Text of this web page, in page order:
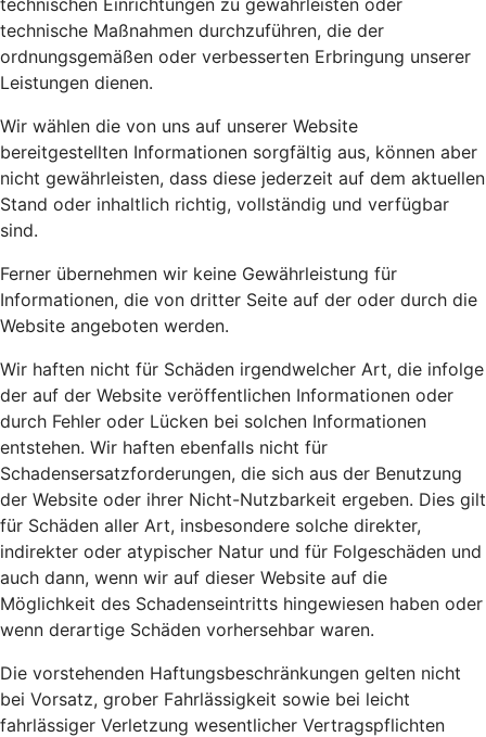
technischen Einrichtungen zu gewährleisten oder
technische Maßnahmen durchzuführen, die der
ordnungsgemäßen oder verbesserten Erbringung unserer
Leistungen dienen.
Wir wählen die von uns auf unserer Website
bereitgestellten Informationen sorgfältig aus, können aber
nicht gewährleisten, dass diese jederzeit auf dem aktuellen
Stand oder inhaltlich richtig, vollständig und verfügbar
sind.
Ferner übernehmen wir keine Gewährleistung für
Informationen, die von dritter Seite auf der oder durch die
Website angeboten werden.
Wir haften nicht für Schäden irgendwelcher Art, die infolge
der auf der Website veröffentlichen Informationen oder
durch Fehler oder Lücken bei solchen Informationen
entstehen. Wir haften ebenfalls nicht für
Schadensersatzforderungen, die sich aus der Benutzung
der Website oder ihrer Nicht-Nutzbarkeit ergeben. Dies gilt
für Schäden aller Art, insbesondere solche direkter,
indirekter oder atypischer Natur und für Folgeschäden und
auch dann, wenn wir auf dieser Website auf die
Möglichkeit des Schadenseintritts hingewiesen haben oder
wenn derartige Schäden vorhersehbar waren.
Die vorstehenden Haftungsbeschränkungen gelten nicht
bei Vorsatz, grober Fahrlässigkeit sowie bei leicht
fahrlässiger Verletzung wesentlicher Vertragspflichten